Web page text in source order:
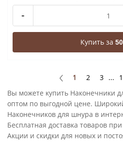
-
Купить за
1 2 3 ...
Вы можете купить Наконечники
оптом по выгодной цене.
Наконечников для шнура в
Бесплатная доставка товаров
Акции и скидки для новых и